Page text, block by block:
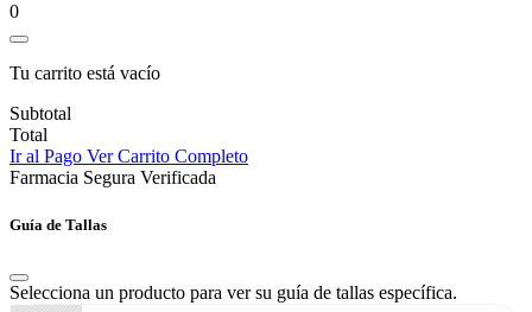
0
Tu carrito está vacío
Subtotal
Total
Ir al Pago Ver Carrito Completo
Farmacia Segura Verificada
Guía de Tallas
Selecciona un producto para ver su guía de tallas específica.